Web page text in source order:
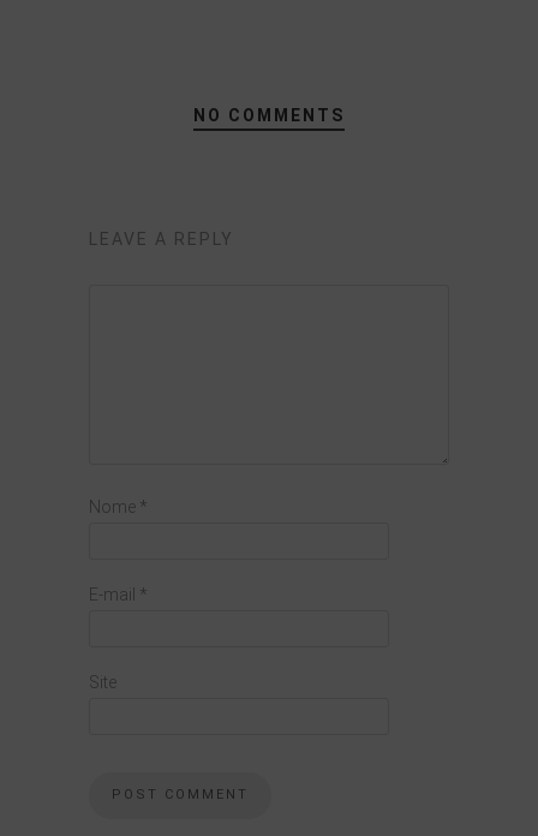
NO COMMENTS
LEAVE A REPLY
Nome *
E-mail *
Site